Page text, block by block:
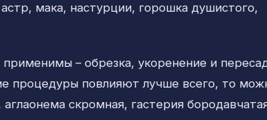
мака, настурции, горошка душистого,
– обрезка, укоренение и
процедуры повлияют лучше всего, то
скромная, гастерия